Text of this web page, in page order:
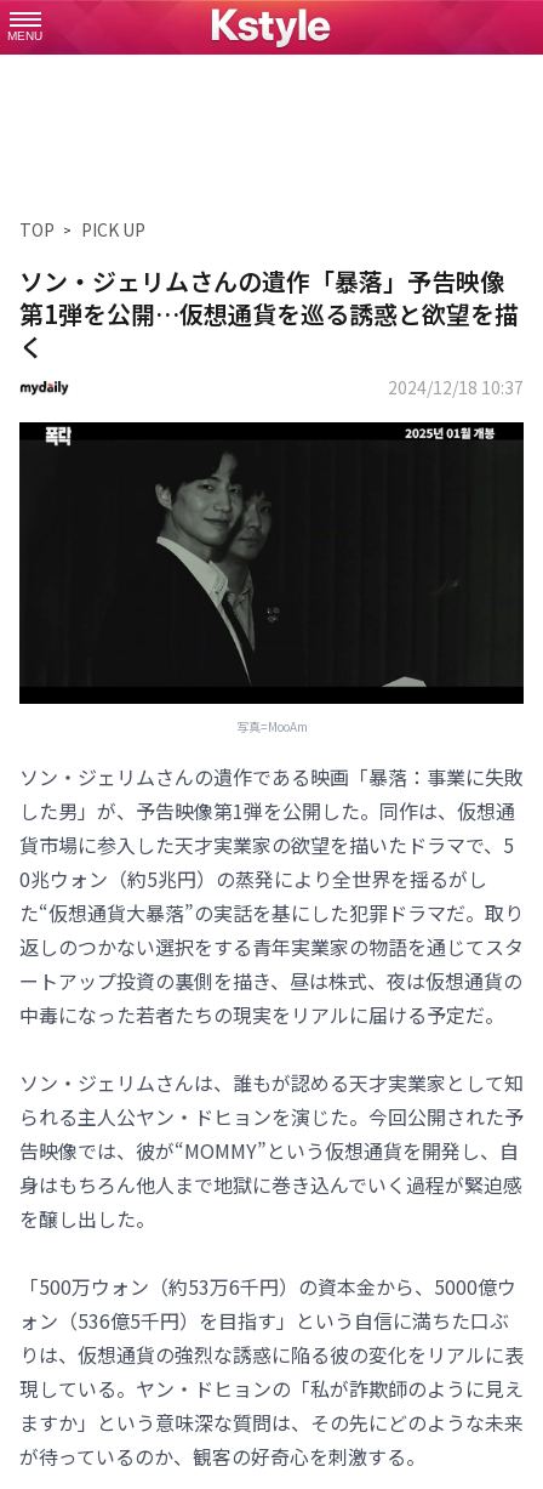
MENU
TOP PICK UP
ソン・ジェリムさんの遺作「暴落」予告映像
第1弾を公開…仮想通貨を巡る誘惑と欲望を描
く
2024/12/18 10:37
写真=MooAm
ソン・ジェリムさんの遺作である映画「暴落：事業に失敗
した男」が、予告映像第1弾を公開した。同作は、仮想通
貨市場に参入した天才実業家の欲望を描いたドラマで、5
0兆ウォン（約5兆円）の蒸発により全世界を揺るがし
た“仮想通貨大暴落”の実話を基にした犯罪ドラマだ。取り
返しのつかない選択をする青年実業家の物語を通じてスタ
ートアップ投資の裏側を描き、昼は株式、夜は仮想通貨の
中毒になった若者たちの現実をリアルに届ける予定だ。
ソン・ジェリムさんは、誰もが認める天才実業家として知
られる主人公ヤン・ドヒョンを演じた。今回公開された予
告映像では、彼が“MOMMY”という仮想通貨を開発し、自
身はもちろん他人まで地獄に巻き込んでいく過程が緊迫感
を醸し出した。
「500万ウォン（約53万6千円）の資本金から、5000億ウ
ォン（536億5千円）を目指す」という自信に満ちた口ぶ
りは、仮想通貨の強烈な誘惑に陥る彼の変化をリアルに表
現している。ヤン・ドヒョンの「私が詐欺師のように見え
ますか」という意味深な質問は、その先にどのような未来
が待っているのか、観客の好奇心を刺激する。